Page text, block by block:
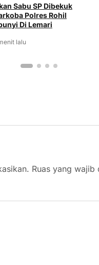
Sabu SP Dibekuk
Polres Rohil
Di Lemari
lalu
Ruas yang wajib